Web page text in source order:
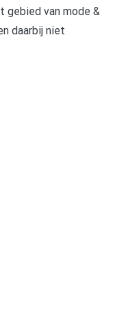
gebied van mode &
daarbij niet